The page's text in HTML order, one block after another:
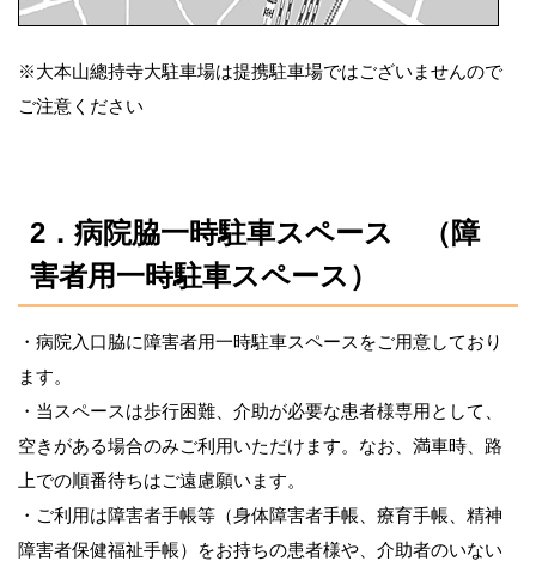
※大本山總持寺大駐車場は提携駐車場ではございませんので
ご注意ください
2 ．病院脇一時駐車スペース （障
害者用一時駐車スペース）
・病院入口脇に障害者用一時駐車スペースをご用意しており
ます。
・当スペースは歩行困難、介助が必要な患者様専用として、
空きがある場合のみご利用いただけます。なお、満車時、路
上での順番待ちはご遠慮願います。
・ご利用は障害者手帳等（身体障害者手帳、療育手帳、精神
障害者保健福祉手帳）をお持ちの患者様や、介助者のいない